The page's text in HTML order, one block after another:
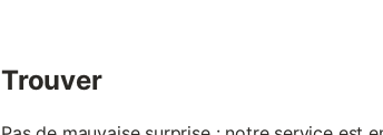
Trouver